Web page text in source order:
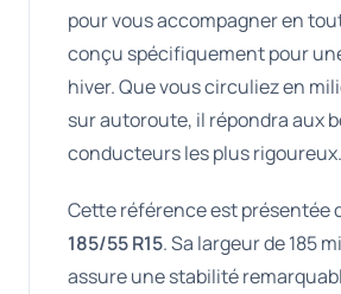
pour vous accompagner en
conçu spécifiquement pour
hiver. Que vous circuliez en
sur autoroute, il répondra aux
conducteurs les plus rigoureux.
Cette référence est présentée
185/55 R15. Sa largeur de 185
assure une stabilité